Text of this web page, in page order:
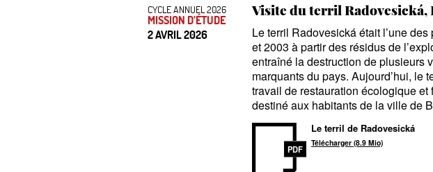
CYCLE ANNUEL 2026
MISSION D’ÉTUDE
2 AVRIL 2026
Visite du terril Radovesická,
Le terril Radovesická était l’une
et 2003 à partir des résidus de
entraîné la destruction de plusieurs
marquants du pays. Aujourd’hui, le
travail de restauration écologique
destiné aux habitants de la ville de
PDF
Le terril de Radovesická
Télécharger (8.9 Mio)